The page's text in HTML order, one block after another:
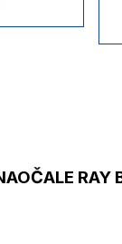
RAY